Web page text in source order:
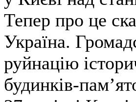
Тепер про це
Україна.
руйнацію
будинків-